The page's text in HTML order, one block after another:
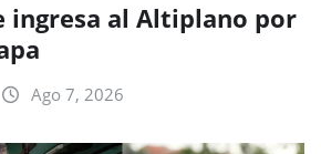
ingresa al Altiplano por
Ago 7, 2026